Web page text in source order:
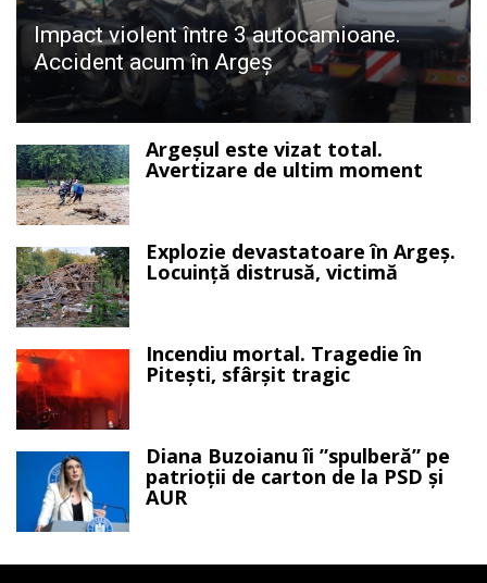
Impact violent între 3 autocamioane.
Accident acum în Argeș
Argeșul este vizat total.
Avertizare de ultim moment
Explozie devastatoare în Argeș.
Locuință distrusă, victimă
Incendiu mortal. Tragedie în
Pitești, sfârșit tragic
Diana Buzoianu îi ”spulberă” pe
patrioții de carton de la PSD și
AUR